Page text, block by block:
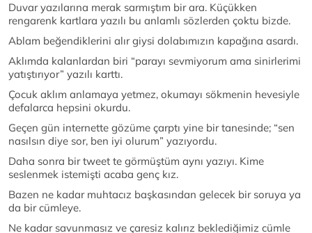
Duvar yazılarına merak sarmıştım bir ara. Küçükken
rengarenk kartlara yazılı bu anlamlı sözlerden çoktu bizde.
Ablam beğendiklerini alır giysi dolabımızın kapağına asardı.
Aklımda kalanlardan biri “parayı sevmiyorum ama sinirlerimi
yatıştırıyor” yazılı karttı.
Çocuk aklım anlamaya yetmez, okumayı sökmenin hevesiyle
defalarca hepsini okurdu.
Geçen gün internette gözüme çarptı yine bir tanesinde; “sen
nasılsın diye sor, ben iyi olurum” yazıyordu.
Daha sonra bir tweet te görmüştüm aynı yazıyı. Kime
seslenmek istemişti acaba genç kız.
Bazen ne kadar muhtacız başkasından gelecek bir soruya ya
da bir cümleye.
Ne kadar savunmasız ve çaresiz kalırız beklediğimiz cümle